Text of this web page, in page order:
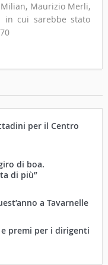
Milian, Maurizio Merli,
in cui sarebbe stato
per il Centro
di boa.
di più”
a Tavarnelle
premi per i dirigenti